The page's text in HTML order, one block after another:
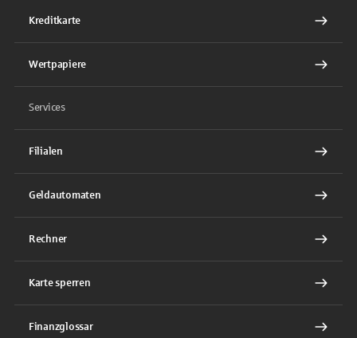
Kreditkarte
Wertpapiere
Services
Filialen
Geldautomaten
Rechner
Karte sperren
Finanzglossar